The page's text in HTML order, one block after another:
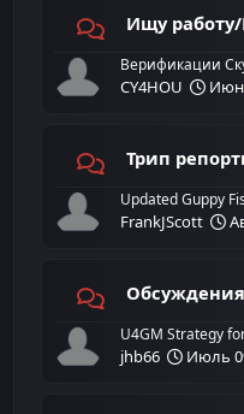
Ищу
Верификации
CY4HOU
Трип
Updated Guppy
FrankJScott
Обсуждения
U4GM Strategy
jhb66 Июль